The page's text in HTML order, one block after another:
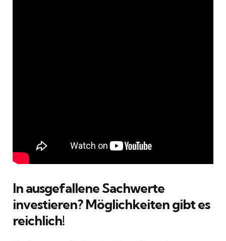
In ausgefallene Sachwerte
investieren? Möglichkeiten gibt es
reichlich!